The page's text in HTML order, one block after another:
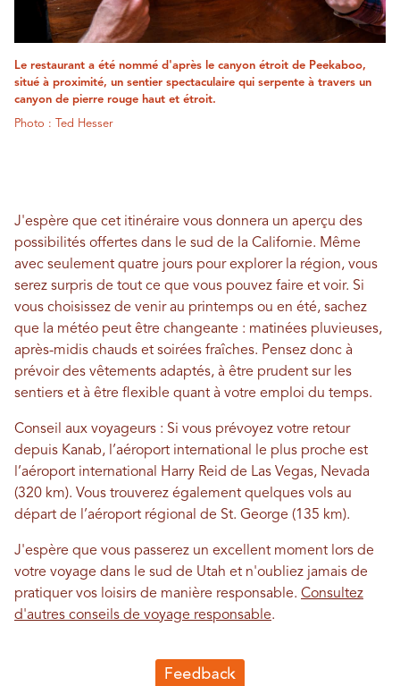
Le restaurant a été nommé d'après le canyon étroit de Peekaboo,
situé à proximité, un sentier spectaculaire qui serpente à travers un
canyon de pierre rouge haut et étroit.
Photo : Ted Hesser
J'espère que cet itinéraire vous donnera un aperçu des
possibilités offertes dans le sud de la Californie. Même
avec seulement quatre jours pour explorer la région, vous
serez surpris de tout ce que vous pouvez faire et voir. Si
vous choisissez de venir au printemps ou en été, sachez
que la météo peut être changeante : matinées pluvieuses,
après-midis chauds et soirées fraîches. Pensez donc à
prévoir des vêtements adaptés, à être prudent sur les
sentiers et à être flexible quant à votre emploi du temps.
Conseil aux voyageurs : Si vous prévoyez votre retour
depuis Kanab, l’aéroport international le plus proche est
l’aéroport international Harry Reid de Las Vegas, Nevada
(320 km). Vous trouverez également quelques vols au
départ de l’aéroport régional de St. George (135 km).
J'espère que vous passerez un excellent moment lors de
votre voyage dans le sud de Utah et n'oubliez jamais de
pratiquer vos loisirs de manière responsable. Consultez
d'autres conseils de voyage responsable.